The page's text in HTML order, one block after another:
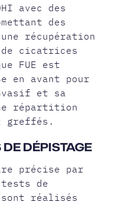
avec des
des
récupération
cicatrices
FUE est
en avant pour
et sa
répartition
greffés.
DÉPISTAGE
précise par
de
sont réalisés